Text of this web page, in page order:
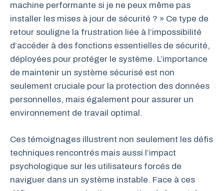
machine performante si je ne peux même pas
installer les mises à jour de sécurité ? » Ce type de
retour souligne la frustration liée à l’impossibilité
d’accéder à des fonctions essentielles de sécurité,
déployées pour protéger le système. L’importance
de maintenir un système sécurisé est non
seulement cruciale pour la protection des données
personnelles, mais également pour assurer un
environnement de travail optimal.
Ces témoignages illustrent non seulement les défis
techniques rencontrés mais aussi l’impact
psychologique sur les utilisateurs forcés de
naviguer dans un système instable. Face à ces